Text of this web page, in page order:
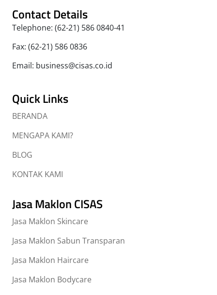
Contact Details
Telephone: (62-21) 586 0840-41
Fax: (62-21) 586 0836
Email: business@cisas.co.id
Quick Links
BERANDA
MENGAPA KAMI?
BLOG
KONTAK KAMI
Jasa Maklon CISAS
Jasa Maklon Skincare
Jasa Maklon Sabun Transparan
Jasa Maklon Haircare
Jasa Maklon Bodycare